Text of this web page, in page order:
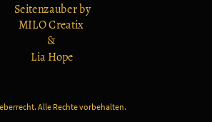
Seitenzauber by
MILO Creatix
&
Lia Hope
Alle Rechte vorbehalten.